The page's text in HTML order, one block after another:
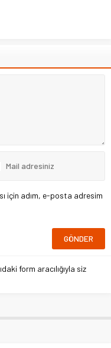
için adım, e-posta adresim
form aracılığıyla siz